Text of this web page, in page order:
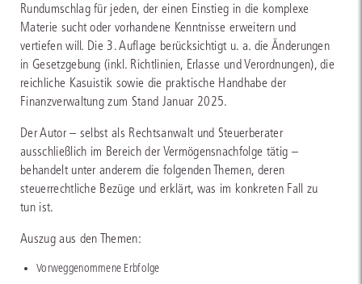
Rundumschlag für jeden, der einen Einstieg in die komplexe
Materie sucht oder vorhandene Kenntnisse erweitern und
vertiefen will. Die 3. Auflage berücksichtigt u. a. die Änderungen
in Gesetzgebung (inkl. Richtlinien, Erlasse und Verordnungen), die
reichliche Kasuistik sowie die praktische Handhabe der
Finanzverwaltung zum Stand Januar 2025.
Der Autor – selbst als Rechtsanwalt und Steuerberater
ausschließlich im Bereich der Vermögensnachfolge tätig –
behandelt unter anderem die folgenden Themen, deren
steuerrechtliche Bezüge und erklärt, was im konkreten Fall zu
tun ist.
Auszug aus den Themen:
Vorweggenommene Erbfolge